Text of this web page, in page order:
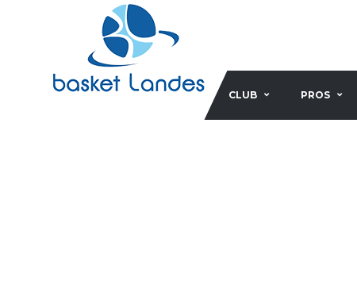
CLUB PROS